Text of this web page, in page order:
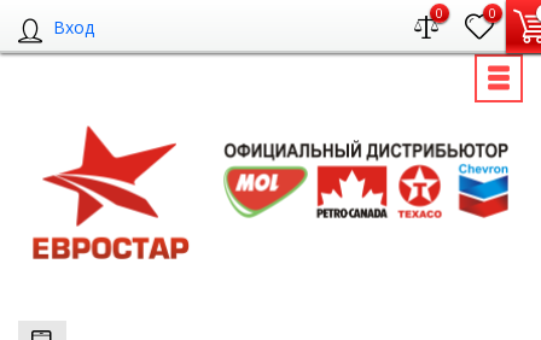
Вход
0 0